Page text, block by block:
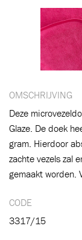
OMSCHRIJVING
Deze
Glaze. De doek
gram. Hierdoor
zachte vezels zal
gemaakt worden.
CODE
3317/15
VERDER